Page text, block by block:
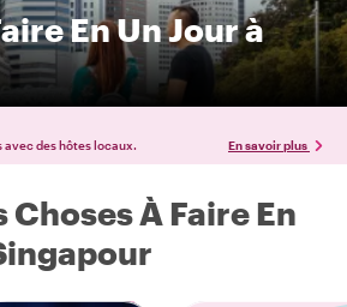
En Un Jour à
des hôtes locaux. En savoir plus
À Faire En